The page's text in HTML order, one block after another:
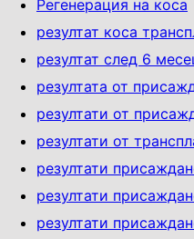
Регенерация на коса
резултат коса
резултат след 6
резултата от
резултати от
резултати от
резултати
резултати
резултати